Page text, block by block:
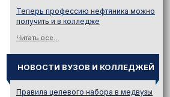
Теперь профессию нефтяника можно
получить и в колледже
Читать все...
НОВОСТИ ВУЗОВ И КОЛЛЕДЖЕЙ
Правила целевого набора в медвузы